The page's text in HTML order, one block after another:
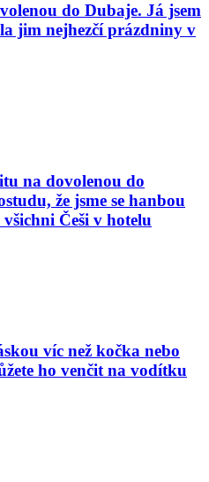
do Dubaje. Já jsem
jim nejhezčí prázdniny v
na dovolenou do
že jsme se hanbou
Češi v hotelu
víc než kočka nebo
ho venčit na vodítku